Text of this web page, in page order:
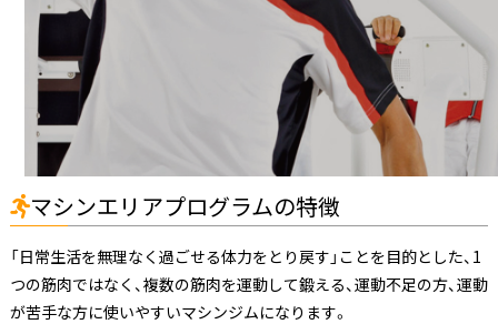
マシンエリアプログラムの特徴
「日常生活を無理なく過ごせる体力をとり戻す」ことを目的とした、1
つの筋肉ではなく、複数の筋肉を運動して鍛える、運動不足の方、運動
が苦手な方に使いやすいマシンジムになります。